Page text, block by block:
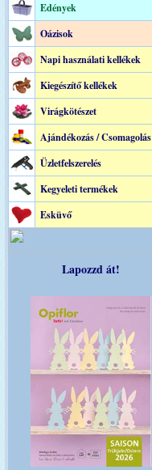
Edények
Oázisok
Napi használati kellékek
Kiegészítő kellékek
Virágkötészet
Ajándékozás / Csomagolás
Üzletfelszerelés
Kegyeleti termékek
Esküvő
Lapozzd át!